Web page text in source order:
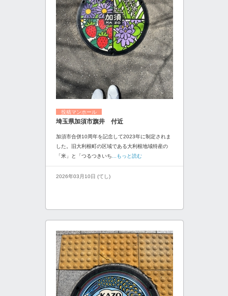
投稿マンホール
埼玉県加須市旗井 付近
加須市合併10周年を記念して2023年に制定されま
した。旧大利根町の区域である大利根地域特産の
「米」と「つるつきいち ...もっと読む
2026年03月10日 (てし)